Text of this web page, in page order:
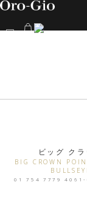
ビッグ クラ
BIG CROWN
01 754 7779